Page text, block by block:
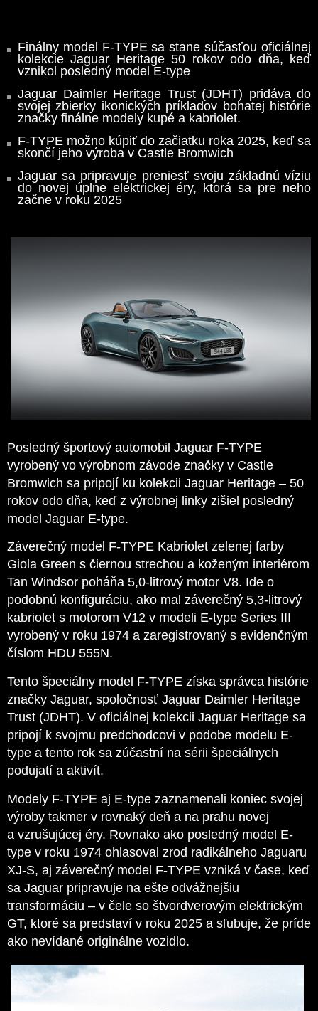
Finálny model F-TYPE sa stane súčasťou oficiálnej
kolekcie Jaguar Heritage 50 rokov odo dňa, keď
vznikol posledný model E-type
Jaguar Daimler Heritage Trust (JDHT) pridáva do
svojej zbierky ikonických príkladov bohatej histórie
značky finálne modely kupé a kabriolet.
F-TYPE možno kúpiť do začiatku roka 2025, keď sa
skončí jeho výroba v Castle Bromwich
Jaguar sa pripravuje preniesť svoju základnú víziu
do novej úplne elektrickej éry, ktorá sa pre neho
začne v roku 2025
Posledný športový automobil Jaguar F-TYPE
vyrobený vo výrobnom závode značky v Castle
Bromwich sa pripojí ku kolekcii Jaguar Heritage – 50
rokov odo dňa, keď z výrobnej linky zišiel posledný
model Jaguar E-type.
Záverečný model F-TYPE Kabriolet zelenej farby
Giola Green s čiernou strechou a koženým interiérom
Tan Windsor poháňa 5,0-litrový motor V8. Ide o
podobnú konfiguráciu, ako mal záverečný 5,3-litrový
kabriolet s motorom V12 v modeli E-type Series III
vyrobený v roku 1974 a zaregistrovaný s evidenčným
číslom HDU 555N.
Tento špeciálny model F-TYPE získa správca histórie
značky Jaguar, spoločnosť Jaguar Daimler Heritage
Trust (JDHT). V oficiálnej kolekcii Jaguar Heritage sa
pripojí k svojmu predchodcovi v podobe modelu E-
type a tento rok sa zúčastní na sérii špeciálnych
podujatí a aktivít.
Modely F-TYPE aj E-type zaznamenali koniec svojej
výroby takmer v rovnaký deň a na prahu novej
a vzrušujúcej éry. Rovnako ako posledný model E-
type v roku 1974 ohlasoval zrod radikálneho Jaguaru
XJ-S, aj záverečný model F-TYPE vzniká v čase, keď
sa Jaguar pripravuje na ešte odvážnejšiu
transformáciu – v čele so štvordverovým elektrickým
GT, ktoré sa predstaví v roku 2025 a sľubuje, že príde
ako nevídané originálne vozidlo.